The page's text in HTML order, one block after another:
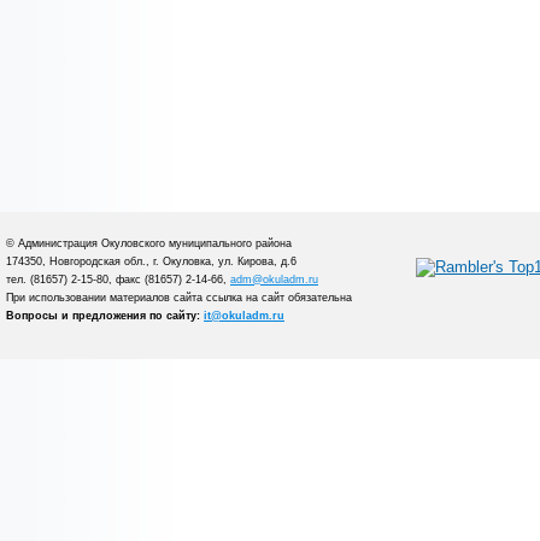
© Администрация Окуловского муниципального района
174350, Новгородская обл., г. Окуловка, ул. Кирова, д.6
тел. (81657) 2-15-80, факс (81657) 2-14-66, adm@okuladm.ru
При использовании материалов сайта ссылка на сайт обязательна
Вопросы и предложения по сайту: it@okuladm.ru